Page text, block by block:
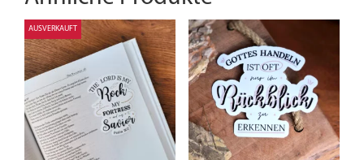
AUSVERKAUFT